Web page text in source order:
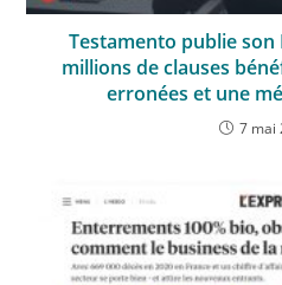
Testamento publie son
millions de clauses
erronées et une
7 mai